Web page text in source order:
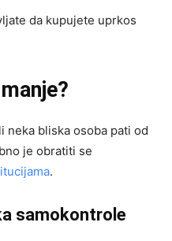
da kupujete uprkos
neka bliska osoba pati od
je obratiti se
.
samokontrole